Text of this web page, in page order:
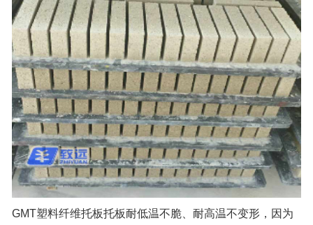
致远托板
联系我们
GMT塑料纤维托板托板耐低温不脆、耐高温不变形，因为